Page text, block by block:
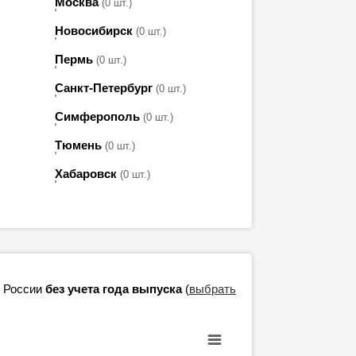
(0 шт.)
Новосибирск (0 шт.)
Пермь (0 шт.)
Санкт-Петербург (0 шт.)
Симферополь (0 шт.)
Тюмень (0 шт.)
Хабаровск (0 шт.)
России без учета года выпуска(выбрать